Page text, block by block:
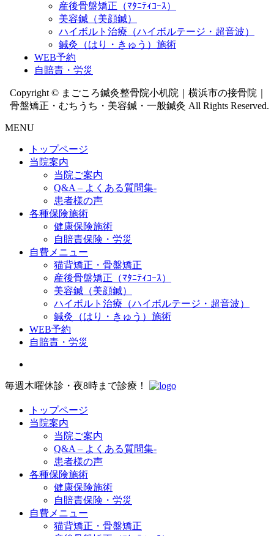
産後骨盤矯正（ﾏﾀﾆﾃｨｺｰｽ）
美容鍼（美顔鍼）
ハイボルト治療（ハイボルテージ・超音波）
鍼灸（はり・きゅう）施術
WEB予約
自賠責・労災
Copyright © まごころ鍼灸整骨院小机院｜横浜市の接骨院｜
骨盤矯正・むちうち・美容鍼・一般鍼灸 All Rights Reserved.
MENU
トップページ
当院案内
当院ご案内
Q&A – よくある質問集-
患者様の声
各種保険施術
健康保険施術
自賠責保険・労災
自費メニュー
猫背矯正・骨盤矯正
産後骨盤矯正（ﾏﾀﾆﾃｨｺｰｽ）
美容鍼（美顔鍼）
ハイボルト治療（ハイボルテージ・超音波）
鍼灸（はり・きゅう）施術
WEB予約
自賠責・労災
毎週木曜休診・夜8時まで診療！
トップページ
当院案内
当院ご案内
Q&A – よくある質問集-
患者様の声
各種保険施術
健康保険施術
自賠責保険・労災
自費メニュー
猫背矯正・骨盤矯正